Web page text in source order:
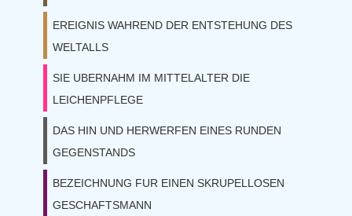
EREIGNIS WAHREND DER ENTSTEHUNG DES
WELTALLS
SIE UBERNAHM IM MITTELALTER DIE
LEICHENPFLEGE
DAS HIN UND HERWERFEN EINES RUNDEN
GEGENSTANDS
BEZEICHNUNG FUR EINEN SKRUPELLOSEN
GESCHAFTSMANN